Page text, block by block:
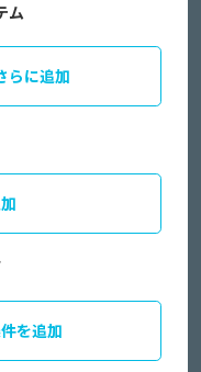
ム
らに追加
を追加